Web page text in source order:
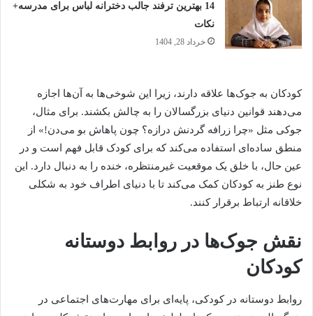
14 بهترین ترفند جالب دخترانه لباس برای مدرسه+
نکات
خرداد 28, 1404
کودکان به جوک‌ها علاقه دارند، زیرا این شوخی‌ها به آن‌ها اجازه
می‌دهند قوانین دنیای بزرگسالان را به چالش بکشند. برای مثال،
جوکی مثل «چرا زرافه گردنش درازه؟ چون پاهاش بو می‌دن!» از
منطق ساده‌ای استفاده می‌کند که برای کودک قابل فهم است و در
عین حال، با خلق یک موقعیت غیرمنتظره، خنده را به دنبال دارد. این
نوع طنز به کودکان کمک می‌کند تا با دنیای اطراف خود به شکلی
خلاقانه ارتباط برقرار کنند.
نقش جوک‌ها در روابط دوستانه
کودکان
روابط دوستانه در کودکی، پایه‌ای برای مهارت‌های اجتماعی در